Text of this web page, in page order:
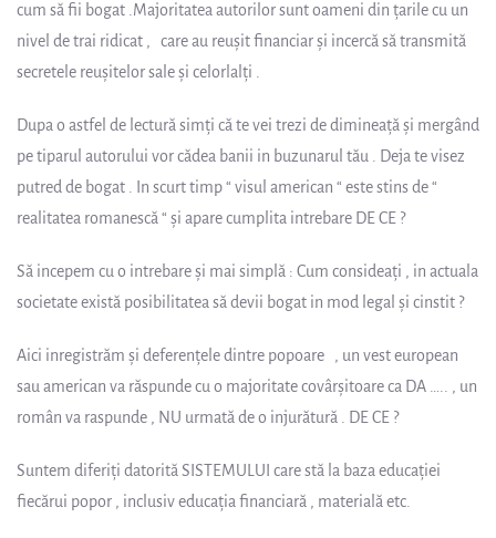
cum să fii bogat .Majoritatea autorilor sunt oameni din ţarile cu un
nivel de trai ridicat , care au reuşit financiar şi incercă să transmită
secretele reuşitelor sale şi celorlalţi .
Dupa o astfel de lectură simţi că te vei trezi de dimineaţă şi mergând
pe tiparul autorului vor cădea banii in buzunarul tău . Deja te visez
putred de bogat . In scurt timp “ visul american “ este stins de “
realitatea romanescă “ şi apare cumplita intrebare DE CE ?
Să incepem cu o intrebare şi mai simplă : Cum consideaţi , in actuala
societate există posibilitatea să devii bogat in mod legal şi cinstit ?
Aici inregistrăm şi deferenţele dintre popoare , un vest european
sau american va răspunde cu o majoritate covârşitoare ca DA ….. , un
român va raspunde , NU urmată de o injurătură . DE CE ?
Suntem diferiţi datorită SISTEMULUI care stă la baza educaţiei
fiecărui popor , inclusiv educaţia financiară , materială etc.